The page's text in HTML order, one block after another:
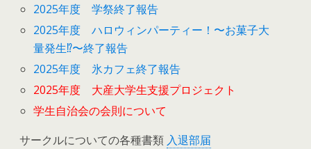
2025年度 学祭終了報告
2025年度 ハロウィンパーティー！〜お菓子大
量発生⁉︎〜終了報告
2025年度 氷カフェ終了報告
2025年度 大産大学生支援プロジェクト
学生自治会の会則について
サークルについての各種書類 入退部届